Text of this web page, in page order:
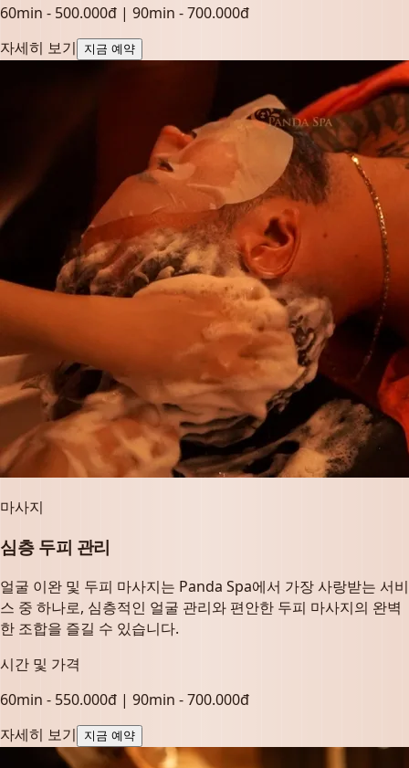
60min - 500.000đ | 90min - 700.000đ
자세히 보기
지금 예약
마사지
심층 두피 관리
얼굴 이완 및 두피 마사지는 Panda Spa에서 가장 사랑받는 서비
스 중 하나로, 심층적인 얼굴 관리와 편안한 두피 마사지의 완벽
한 조합을 즐길 수 있습니다.
시간 및 가격
60min - 550.000đ | 90min - 700.000đ
자세히 보기
지금 예약